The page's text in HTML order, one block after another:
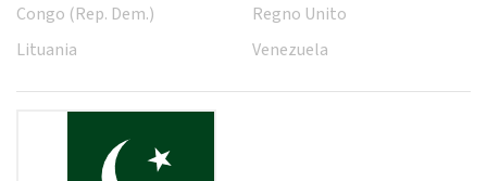
Congo (Rep. Dem.)
Lituania
Regno Unito
Venezuela